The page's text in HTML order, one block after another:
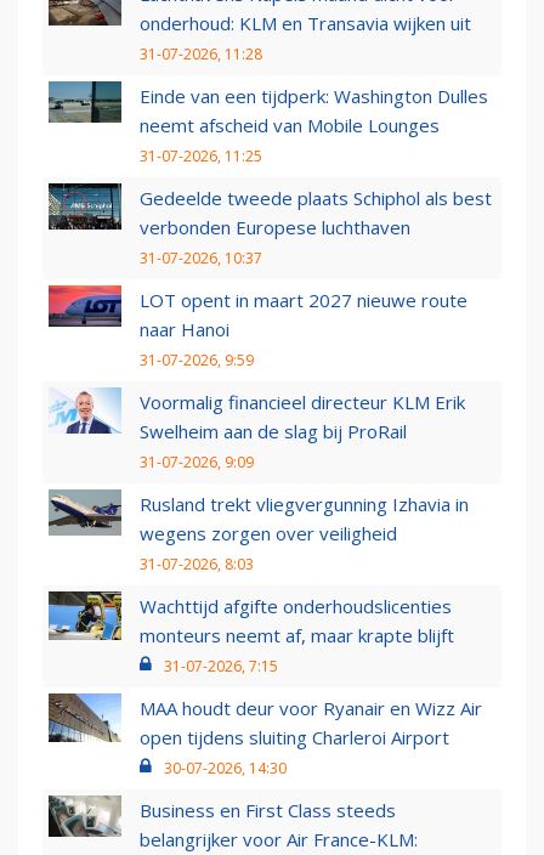
onderhoud: KLM en Transavia wijken uit
31-07-2026, 11:28
Einde van een tijdperk: Washington Dulles
neemt afscheid van Mobile Lounges
31-07-2026, 11:25
Gedeelde tweede plaats Schiphol als best
verbonden Europese luchthaven
31-07-2026, 10:37
LOT opent in maart 2027 nieuwe route
naar Hanoi
31-07-2026, 9:59
Voormalig financieel directeur KLM Erik
Swelheim aan de slag bij ProRail
31-07-2026, 9:09
Rusland trekt vliegvergunning Izhavia in
wegens zorgen over veiligheid
31-07-2026, 8:03
Wachttijd afgifte onderhoudslicenties
monteurs neemt af, maar krapte blijft
31-07-2026, 7:15
MAA houdt deur voor Ryanair en Wizz Air
open tijdens sluiting Charleroi Airport
30-07-2026, 14:30
Business en First Class steeds
belangrijker voor Air France-KLM: